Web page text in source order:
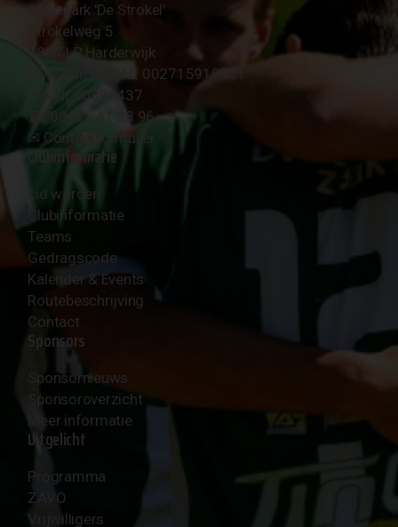
Sportpark 'De Strokel'
Strokelweg 5
3847 LR Harderwijk
BTW Nummer NL 002715910B01
KvK Nr 40094437
☎︎ 0341 - 41 28 96
✉︎ Contactformulier
Clubinformatie
Lid worden
Clubinformatie
Teams
Gedragscode
Kalender & Events
Routebeschrijving
Contact
Sponsors
Sponsornieuws
Sponsoroverzicht
Meer informatie
Uitgelicht
Programma
ZAVO
Vrijwilligers